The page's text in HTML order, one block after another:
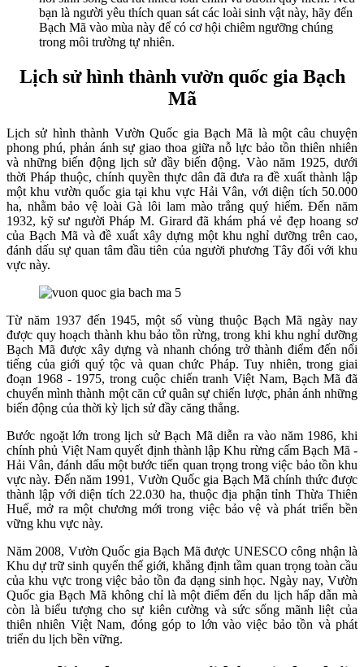
bạn là người yêu thích quan sát các loài sinh vật này, hãy đến
Bạch Mã vào mùa này để có cơ hội chiêm ngưỡng chúng
trong môi trường tự nhiên.
Lịch sử hình thành vườn quốc gia Bạch
Mã
Lịch sử hình thành Vườn Quốc gia Bạch Mã là một câu chuyện
phong phú, phản ánh sự giao thoa giữa nỗ lực bảo tồn thiên nhiên
và những biến động lịch sử đầy biến động. Vào năm 1925, dưới
thời Pháp thuộc, chính quyền thực dân đã đưa ra đề xuất thành lập
một khu vườn quốc gia tại khu vực Hải Vân, với diện tích 50.000
ha, nhằm bảo vệ loài Gà lôi lam mào trắng quý hiếm. Đến năm
1932, kỹ sư người Pháp M. Girard đã khám phá vẻ đẹp hoang sơ
của Bạch Mã và đề xuất xây dựng một khu nghỉ dưỡng trên cao,
đánh dấu sự quan tâm đầu tiên của người phương Tây đối với khu
vực này.
Từ năm 1937 đến 1945, một số vùng thuộc Bạch Mã ngày nay
được quy hoạch thành khu bảo tồn rừng, trong khi khu nghỉ dưỡng
Bạch Mã được xây dựng và nhanh chóng trở thành điểm đến nổi
tiếng của giới quý tộc và quan chức Pháp. Tuy nhiên, trong giai
đoạn 1968 - 1975, trong cuộc chiến tranh Việt Nam, Bạch Mã đã
chuyển mình thành một căn cứ quân sự chiến lược, phản ánh những
biến động của thời kỳ lịch sử đầy căng thẳng.
Bước ngoặt lớn trong lịch sử Bạch Mã diễn ra vào năm 1986, khi
chính phủ Việt Nam quyết định thành lập Khu rừng cấm Bạch Mã -
Hải Vân, đánh dấu một bước tiến quan trọng trong việc bảo tồn khu
vực này. Đến năm 1991, Vườn Quốc gia Bạch Mã chính thức được
thành lập với diện tích 22.030 ha, thuộc địa phận tỉnh Thừa Thiên
Huế, mở ra một chương mới trong việc bảo vệ và phát triển bền
vững khu vực này.
Năm 2008, Vườn Quốc gia Bạch Mã được UNESCO công nhận là
Khu dự trữ sinh quyển thế giới, khẳng định tầm quan trọng toàn cầu
của khu vực trong việc bảo tồn đa dạng sinh học. Ngày nay, Vườn
Quốc gia Bạch Mã không chỉ là một điểm đến du lịch hấp dẫn mà
còn là biểu tượng cho sự kiên cường và sức sống mãnh liệt của
thiên nhiên Việt Nam, đóng góp to lớn vào việc bảo tồn và phát
triển du lịch bền vững.